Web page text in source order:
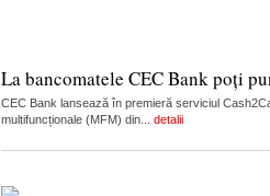
La bancomatele CEC Bank poți
CEC Bank lansează în premieră serviciul
multifuncționale (MFM) din... detalii